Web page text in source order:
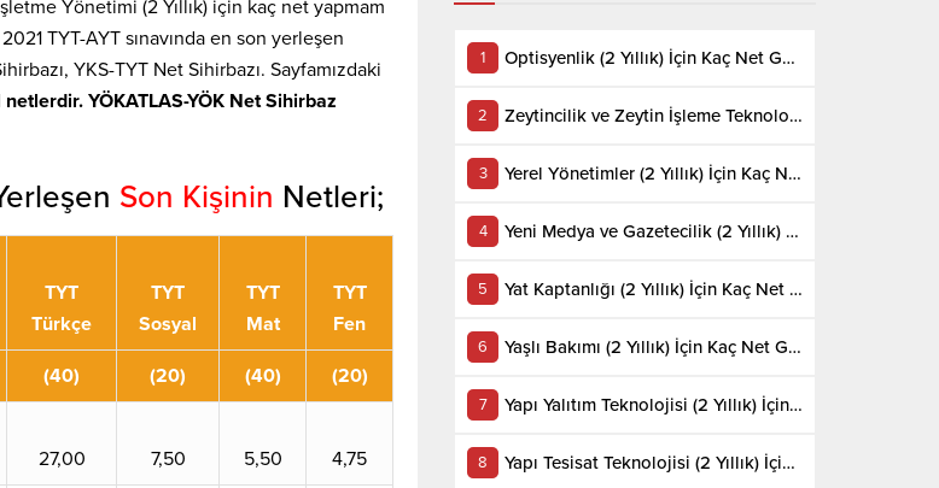
Yönetimi (2 Yıllık) için kaç net yapmam
TYT-AYT sınavında en son yerleşen
YKS-TYT Net Sihirbazı. Sayfamızdaki
YÖKATLAS-YÖK Net Sihirbaz
Son Kişinin Netleri;
TYT
Türkçe
TYT
Sosyal
TYT
Mat
TYT
Fen
(40) (20) (40) (20)
27,00 7,50 5,50 4,75
Optisyenlik (2 Yıllık) İçin Kaç Net Gerekir 2022
Zeytincilik ve Zeytin İşleme Teknolojisi (2 Yıllık) İçin Kaç Net Gerekir 2022
Yerel Yönetimler (2 Yıllık) İçin Kaç Net Gerekir 2022
Yeni Medya ve Gazetecilik (2 Yıllık) İçin Kaç Net Gerekir 2022
Yat Kaptanlığı (2 Yıllık) İçin Kaç Net Gerekir 2022
Yaşlı Bakımı (2 Yıllık) İçin Kaç Net Gerekir 2022
Yapı Yalıtım Teknolojisi (2 Yıllık) İçin Kaç Net Gerekir 2022
Yapı Tesisat Teknolojisi (2 Yıllık) İçin Kaç Net Gerekir 2022